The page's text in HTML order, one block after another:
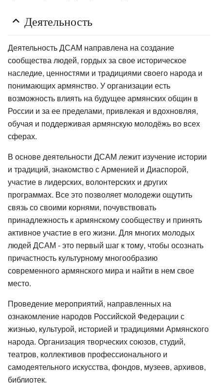
Деятельность
Деятельность ДСАМ направлена на создание
сообщества людей, гордых за свое историческое
наследие, ценностями и традициями своего народа и
понимающих армянство. У организации есть
возможность влиять на будущее армянских общин в
России и за ее пределами, привлекая и вдохновляя,
обучая и поддерживая армянскую молодёжь во всех
сферах.
В основе деятельности ДСАМ лежит изучение истории
и традиций, знакомство с Арменией и Диаспорой,
участие в лидерских, волонтерских и других
программах. Все это позволяет молодежи ощутить
связь со своими корнями, почувствовать
принадлежность к армянскому сообществу и принять
активное участие в его жизни. Для многих молодых
людей ДСАМ - это первый шаг к тому, чтобы осознать
причастность культурному многообразию
современного армянского мира и найти в нем свое
место.
Проведение мероприятий, направленных на
ознакомление народов Российской Федерации с
жизнью, культурой, историей и традициями Армянского
народа. Организация творческих союзов, студий,
театров, коллективов профессионального и
самодеятельного искусства, фондов, музеев, архивов,
библиотек.